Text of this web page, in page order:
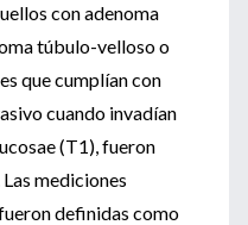
con adenoma
túbulo-velloso o
que cumplían con
cuando invadían
(T1), fueron
mediciones
definidas como